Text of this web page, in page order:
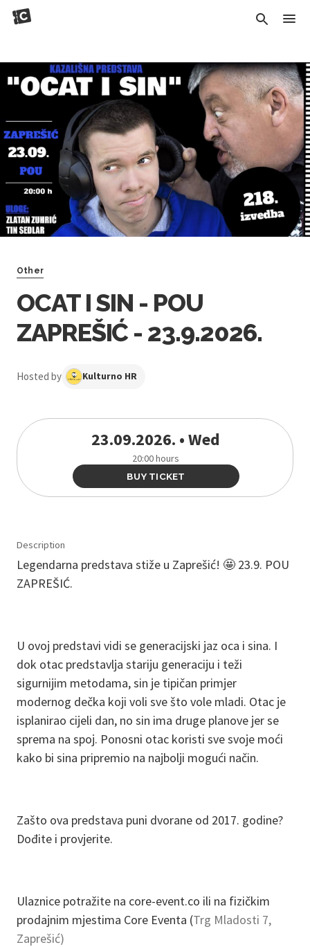
Other
OCAT I SIN - POU
ZAPREŠIĆ - 23.9.2026.
Hosted by Kulturno HR
23.09.2026. • Wed
20:00 hours
BUY TICKET
Description
Legendarna predstava stiže u Zaprešić! 🤩 23.9. POU
ZAPREŠIĆ.
U ovoj predstavi vidi se generacijski jaz oca i sina. I
dok otac predstavlja stariju generaciju i teži
sigurnijim metodama, sin je tipičan primjer
modernog dečka koji voli sve što vole mladi. Otac je
isplanirao cijeli dan, no sin ima druge planove jer se
sprema na spoj. Ponosni otac koristi sve svoje moći
kako bi sina pripremio na najbolji mogući način.
Zašto ova predstava puni dvorane od 2017. godine?
Dođite i provjerite.
Ulaznice potražite na core-event.co ili na fizičkim
prodajnim mjestima Core Eventa (Trg Mladosti 7,
Zaprešić)